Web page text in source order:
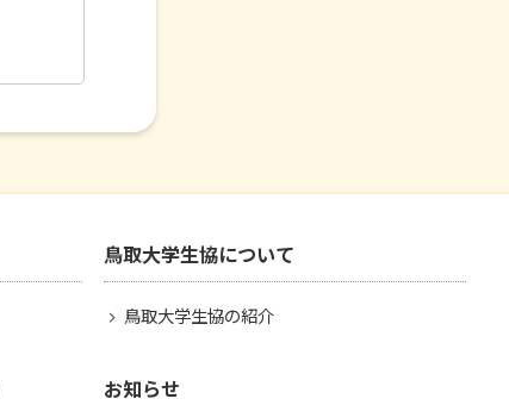
鳥取大学生協について
鳥取大学生協の紹介
お知らせ